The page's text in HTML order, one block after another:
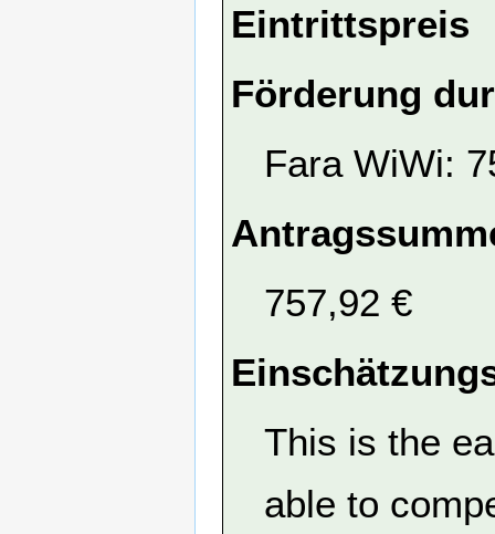
Eintrittspreis
Förderung
Fara WiWi:
757,92 €
This is the
able to